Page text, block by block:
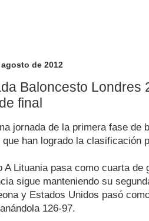
de 2012
Baloncesto Londres
final
jornada de la primera fase de
que han logrado la clasificación
A Lituania pasa como cuarta
sigue manteniendo su
y Estados Unidos pasó
126-97.